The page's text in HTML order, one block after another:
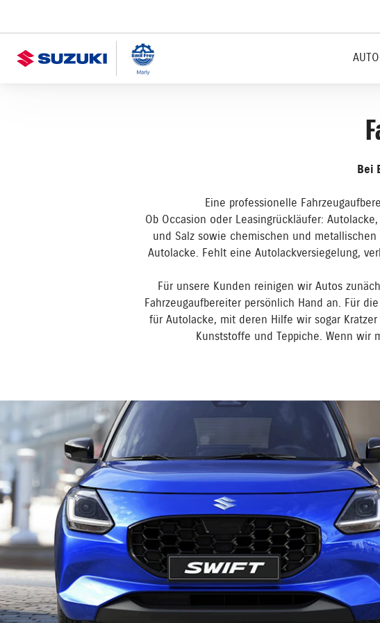
Bei
Eine professionelle
Ob Occasion oder Leasingrückläufer:
und Salz sowie chemischen und
Autolacke. Fehlt eine Autolackversiegelung,
Für unsere Kunden reinigen wir Autos
Fahrzeugaufbereiter persönlich Hand an. Für
für Autolacke, mit deren Hilfe wir sogar
Kunststoffe und Teppiche. Wenn